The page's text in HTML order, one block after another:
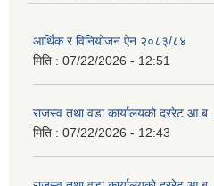
आर्थिक र विनियोजन ऐन २०८३/८४
मिति : 07/22/2026 - 12:51
राजस्व तथा वडा कार्यालयको दररेट
मिति : 07/22/2026 - 12:43